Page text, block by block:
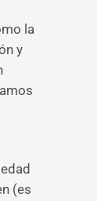
la
y
(es